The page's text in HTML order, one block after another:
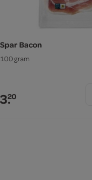
Spar Bacon
100 gram
3.20